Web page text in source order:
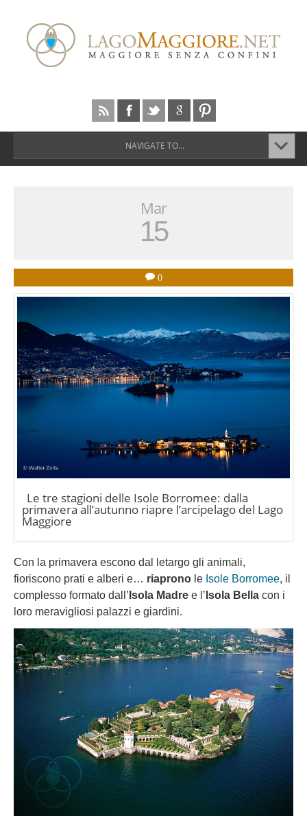
NAVIGATE TO...
Mar
15
0
Le tre stagioni delle Isole Borromee: dalla
primavera all’autunno riapre l’arcipelago del Lago
Maggiore
Con la primavera escono dal letargo gli animali,
fioriscono prati e alberi e… riaprono le Isole Borromee, il
complesso formato dall’ Isola Madre e l’ Isola Bella con i
loro meravigliosi palazzi e giardini.